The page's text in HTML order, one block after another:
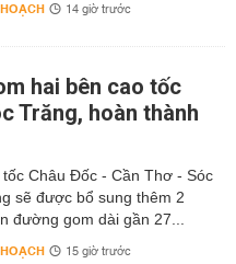
14 giờ trước
hai bên cao tốc
Trăng, hoàn thành
tốc Châu Đốc - Cần Thơ - Sóc
sẽ được bổ sung thêm 2
đường gom dài gần 27...
15 giờ trước